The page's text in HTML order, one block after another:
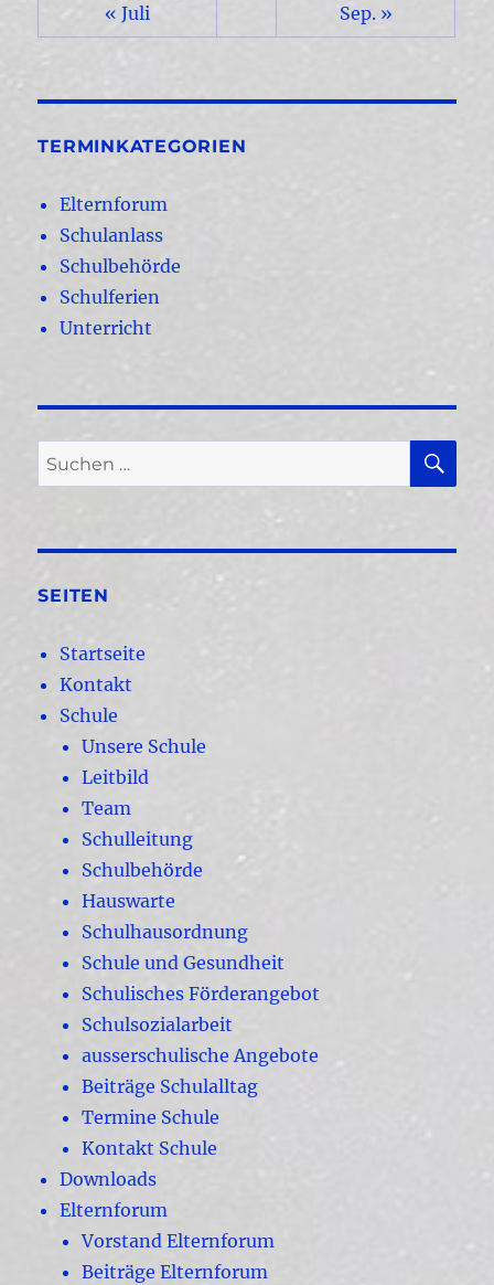
« Juli Sep. »
TERMINKATEGORIEN
Elternforum
Schulanlass
Schulbehörde
Schulferien
Unterricht
Suchen
nach:
SEITEN
Startseite
Kontakt
Schule
Unsere Schule
Leitbild
Team
Schulleitung
Schulbehörde
Hauswarte
Schulhausordnung
Schule und Gesundheit
Schulisches Förderangebot
Schulsozialarbeit
ausserschulische Angebote
Beiträge Schulalltag
Termine Schule
Kontakt Schule
Downloads
Elternforum
Vorstand Elternforum
Beiträge Elternforum